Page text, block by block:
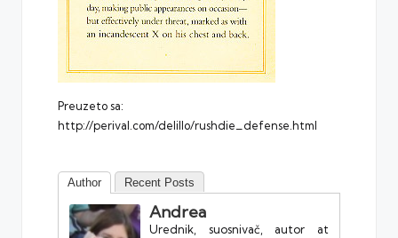
Preuzeto sa:
http://perival.com/delillo/rushdie_defense.html
Author Recent Posts
Andrea
Urednik, suosnivač, autor at